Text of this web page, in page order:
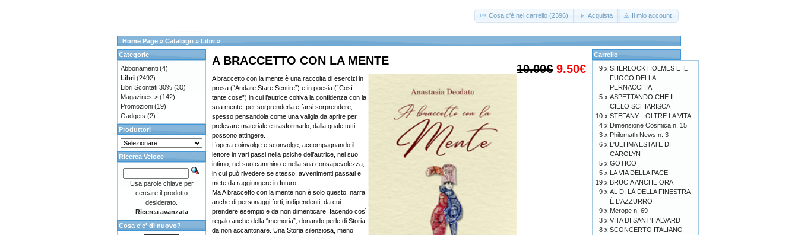
Cosa c'è nel carrello (2396) Acquista Il mio account
Home Page » Catalogo » Libri »
10.00€ 9.50€
A BRACCETTO CON LA MENTE
A braccetto con la mente è una raccolta di esercizi in
prosa (“Andare Stare Sentire”) e in poesia (“Così
tante cose”) in cui l’autrice coltiva la confidenza con la
sua mente, per sorprenderla e farsi sorprendere,
spesso pensandola come una valigia da aprire per
prelevare materiale e trasformarlo, dalla quale tutti
possono attingere.
L’opera coinvolge e sconvolge, accompagnando il
lettore in vari passi nella psiche dell’autrice, nel suo
intimo, nel suo cammino e nella sua consapevolezza,
in cui può rivedere se stesso, avvenimenti passati e
mete da raggiungere in futuro.
Ma A braccetto con la mente non è solo questo: narra
anche di personaggi forti, indipendenti, da cui
prendere esempio e da non dimenticare, facendo così
regalo anche della “memoria”, donando perle di Storia
da non accantonare. Una Storia silenziosa, meno
Categorie
Abbonamenti (4)
Libri (2492)
Libri Scontati 30% (30)
Magazines-> (142)
Promozioni (19)
Gadgets (2)
Produttori
Ricerca Veloce
Usa parole chiave per
cercare il prodotto
desiderato.
Ricerca avanzata
Cosa c'e' di nuovo?
Carrello
9 x SHERLOCK HOLMES E IL
FUOCO DELLA
PERNACCHIA
5 x ASPETTANDO CHE IL
CIELO SCHIARISCA
10 x STEFANY... OLTRE LA VITA
4 x Dimensione Cosmica n. 15
3 x Philomath News n. 3
6 x L'ULTIMA ESTATE DI
CAROLYN
5 x GOTICO
5 x LA VIA DELLA PACE
19 x BRUCIA ANCHE ORA
9 x AL DI LÀ DELLA FINESTRA
È L'AZZURRO
9 x Merope n. 69
3 x VITA DI SANT'HALVARD
8 x SCONCERTO ITALIANO